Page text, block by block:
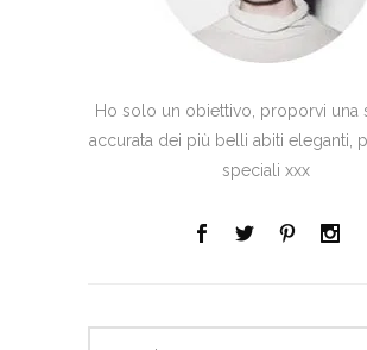
Ho solo un obiettivo, proporvi una
accurata dei più belli abiti eleganti,
speciali xxx